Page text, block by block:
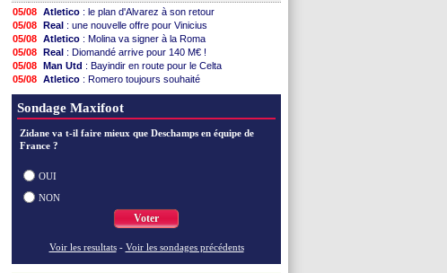
05/08 Atletico : le plan d'Alvarez à son retour
05/08 Real : une nouvelle offre pour Vinicius
05/08 Atletico : Molina va signer à la Roma
05/08 Real : Diomandé arrive pour 140 M€ !
05/08 Man Utd : Bayindir en route pour le Celta
05/08 Atletico : Romero toujours souhaité
05/08 Real: Endrick compte bien rester
05/08 Real: ce sera bien la Fio pour Mastantuono
05/08 Real: le doute persiste pour Vinicius
04/08 Real : dénouement cette semaine pour Diomandé ?
04/08 Real
04/08
Real
04/08
Real
Voir toutes les brèves
Sondage Maxifoot
Zidane va t-il faire mieux que Deschamps en équipe de
France ?
OUI
NON
Voter
Voir les resultats - Voir les sondages précédents